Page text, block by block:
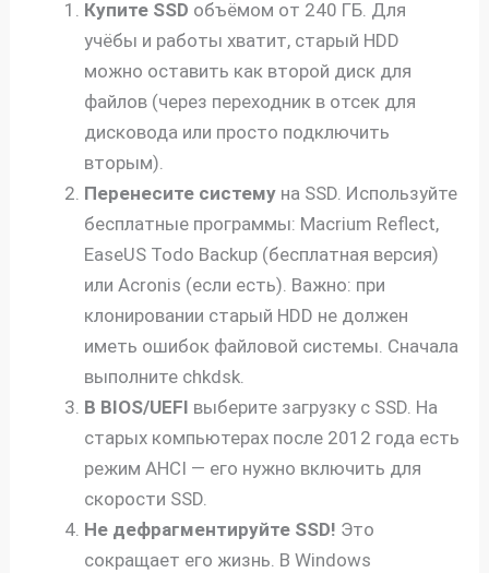
Купите SSD объёмом от 240 ГБ. Для
учёбы и работы хватит, старый HDD
можно оставить как второй диск для
файлов (через переходник в отсек для
дисковода или просто подключить
вторым).
Перенесите систему на SSD. Используйте
бесплатные программы: Macrium Reflect,
EaseUS Todo Backup (бесплатная версия)
или Acronis (если есть). Важно: при
клонировании старый HDD не должен
иметь ошибок файловой системы. Сначала
выполните chkdsk.
В BIOS/UEFI выберите загрузку с SSD. На
старых компьютерах после 2012 года есть
режим AHCI — его нужно включить для
скорости SSD.
Не дефрагментируйте SSD! Это
сокращает его жизнь. В Windows